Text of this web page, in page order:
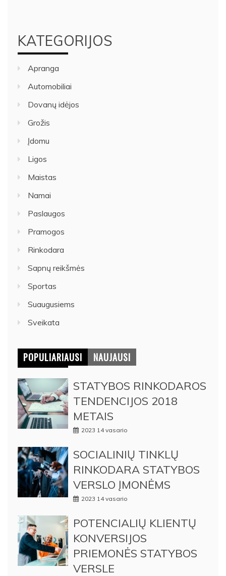
KATEGORIJOS
Apranga
Automobiliai
Dovanų idėjos
Grožis
Įdomu
Ligos
Maistas
Namai
Paslaugos
Pramogos
Rinkodara
Sapnų reikšmės
Sportas
Suaugusiems
Sveikata
POPULIARIAUSI NAUJAUSI
STATYBOS RINKODAROS
TENDENCIJOS 2018
METAIS
2023 14 vasario
SOCIALINIŲ TINKLŲ
RINKODARA STATYBOS
VERSLO ĮMONĖMS
2023 14 vasario
POTENCIALIŲ KLIENTŲ
KONVERSIJOS
PRIEMONĖS STATYBOS
VERSLE